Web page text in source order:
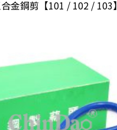
金鋼剪【101 / 102 / 103】